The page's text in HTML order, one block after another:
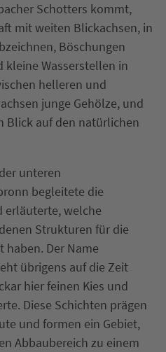
Schotters kommt,
mit weiten Blickachsen, in
Böschungen
kleine Wasserstellen in
helleren und
junge Gehölze, und
Blick auf den natürlichen
unteren
begleitete die
erläuterte, welche
Strukturen für die
haben. Der Name
übrigens auf die Zeit
hier feinen Kies und
Diese Schichten prägen
und formen ein Gebiet,
Abbaubereich zu einem